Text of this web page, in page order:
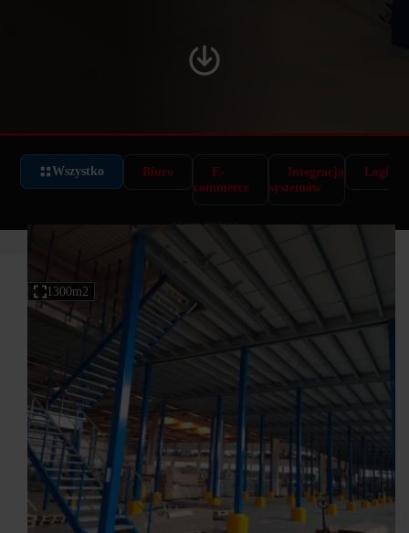
Wszystko Biuro
E-
commerce
Integracja
systemów
<< przewijanie >>
1300m2